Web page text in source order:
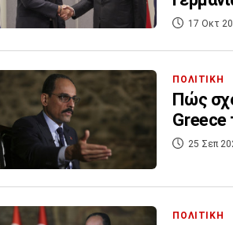
17 Οκτ
ΠΟΛΙΤΙΚΗ
Πώς
Greece
25 Σεπ
ΠΟΛΙΤΙΚΗ